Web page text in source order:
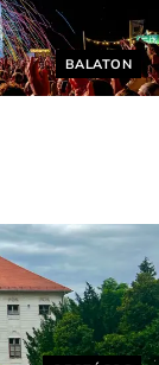
Helyszín
BALATON